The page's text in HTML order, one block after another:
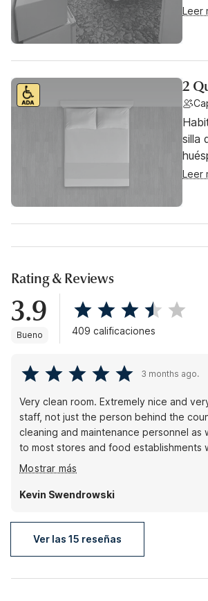
Leer
2
silla
Leer
Rating & Reviews
3.9
Bueno 409 calificaciones
3 months ago.
Very clean room. Extremely nice and
staff, not just the person behind the
cleaning and maintenance personnel as
to most stores and food establishments
reasonable distance.
Mostrar más
Kevin Swendrowski
Ver las 15 reseñas